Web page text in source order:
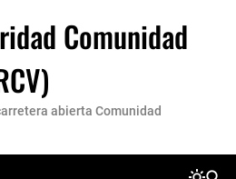
Comunidad
abierta Comunidad